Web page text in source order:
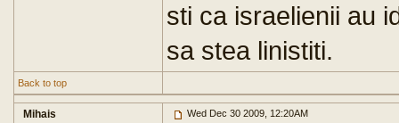
sti ca israelienii au
sa stea linistiti.
Back to top
Mihais Wed Dec 30 2009, 12:20AM